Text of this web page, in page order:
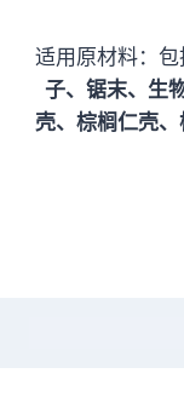
适用原材料：
子、锯末、生
壳、棕榈仁壳